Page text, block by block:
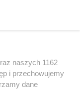
koncert z okazji
urodzin portalu
naszych 1162
i przechowujemy
dane